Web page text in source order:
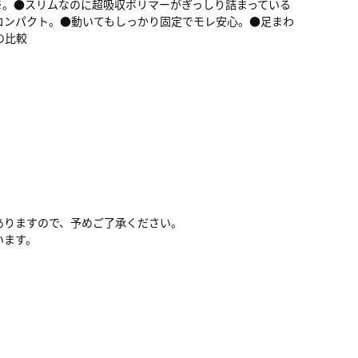
●スリムなのに超吸収ポリマーがぎっしり詰まっている
パクト。●動いてもしっかり固定でモレ安心。●足まわ
較
ますので、予めご了承ください。
す。